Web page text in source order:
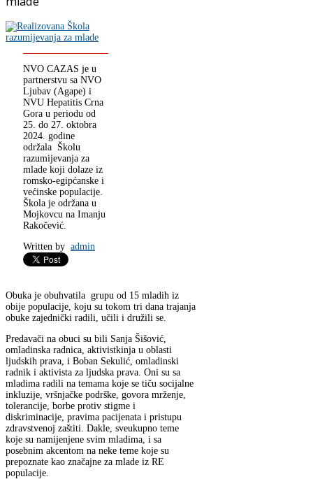
NVO CAZAS je u
partnerstvu sa NVO
Ljubav (Agape) i
NVU Hepatitis Crna
Gora u periodu od
25. do 27. oktobra
2024. godine
održala Školu
razumijevanja za
mlade koji dolaze iz
romsko-egipćanske i
većinske populacije.
Škola je održana u
Mojkovcu na Imanju
Rakočević.
Written by admin
Obuka je obuhvatila grupu od 15 mladih iz
obije populacije, koju su tokom tri dana trajanja
obuke zajednički radili, učili i družili se.
Predavači na obuci su bili Sanja Šišović,
omladinska radnica, aktivistkinja u oblasti
ljudskih prava, i Boban Sekulić, omladinski
radnik i aktivista za ljudska prava. Oni su sa
mladima radili na temama koje se tiču socijalne
inkluzije, vršnjačke podrške, govora mrženje,
tolerancije, borbe protiv stigme i
diskriminacije, pravima pacijenata i pristupu
zdravstvenoj zaštiti. Dakle, sveukupno teme
koje su namijenjene svim mladima, i sa
posebnim akcentom na neke teme koje su
prepoznate kao značajne za mlade iz RE
populacije.